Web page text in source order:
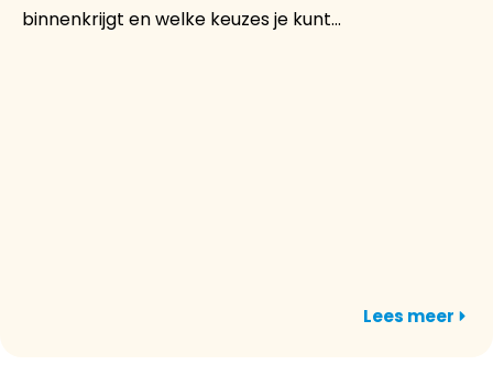
binnenkrijgt en welke keuzes je kunt...
Lees meer